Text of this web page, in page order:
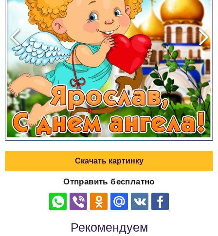
Скачать картинку
Отправить бесплатно
Рекомендуем